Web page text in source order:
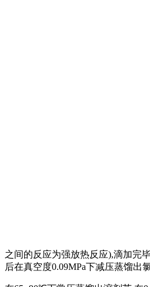
之间的反应为强放热反应),滴加完
后在真空度0.09MPa下减压蒸馏出